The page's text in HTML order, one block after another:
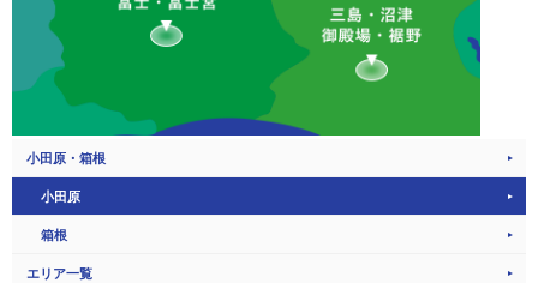
小田原・箱根
小田原
箱根
エリア一覧